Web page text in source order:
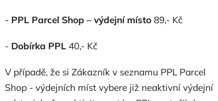
- PPL Parcel Shop – výdejní místo 89,- Kč
- Dobírka PPL 40,- Kč
V případě, že si Zákazník v seznamu PPL Parcel
Shop - výdejních míst vybere již neaktivní výdejní